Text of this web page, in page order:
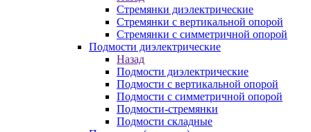
Стремянки диэлектрические
Стремянки с вертикальной опорой
Стремянки с симметричной опорой
Подмости диэлектрические
Назад
Подмости диэлектрические
Подмости с вертикальной опорой
Подмости с симметричной опорой
Подмости-стремянки
Подмости складные